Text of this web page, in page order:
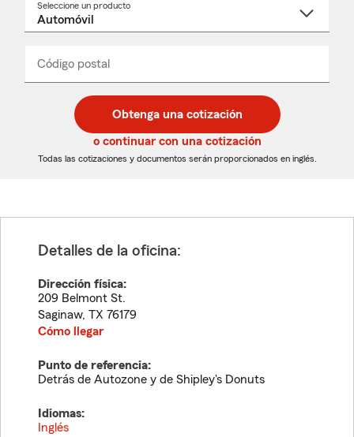
Seleccione un producto
desplegable
Código postal
de
5
dígitos
de
5
dígitos
_____
Obtenga una cotización
o continuar con una cotización
Todas las cotizaciones y documentos serán proporcionados en inglés.
Detalles de la oficina:
Dirección física:
209 Belmont St.
Saginaw, TX 76179
Cómo llegar
Punto de referencia:
Detrás de Autozone y de Shipley's Donuts
Idiomas:
Inglés